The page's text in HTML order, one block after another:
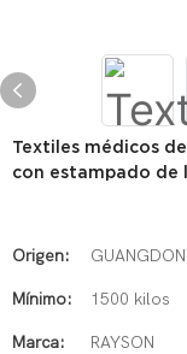
Textiles médicos
con estampado de
Origen:
Mínimo: 1500 kilos
Marca: RAYSON